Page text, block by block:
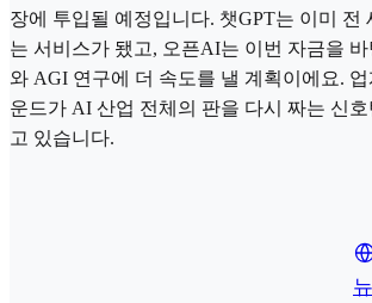
장에 투입될 예정입니다. 챗GPT는 이미 전
는 서비스가 됐고, 오픈AI는 이번 자금을
와 AGI 연구에 더 속도를 낼 계획이에요.
운드가 AI 산업 전체의 판을 다시 짜는 신
고 있습니다.